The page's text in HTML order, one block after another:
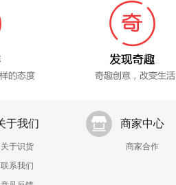
于我们
关于识货
联系我们
商家中心
商家合作